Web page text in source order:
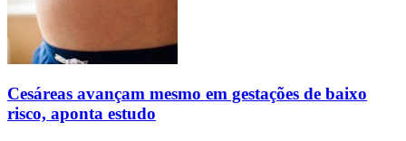
Cesáreas avançam mesmo em gestações de baixo
risco, aponta estudo